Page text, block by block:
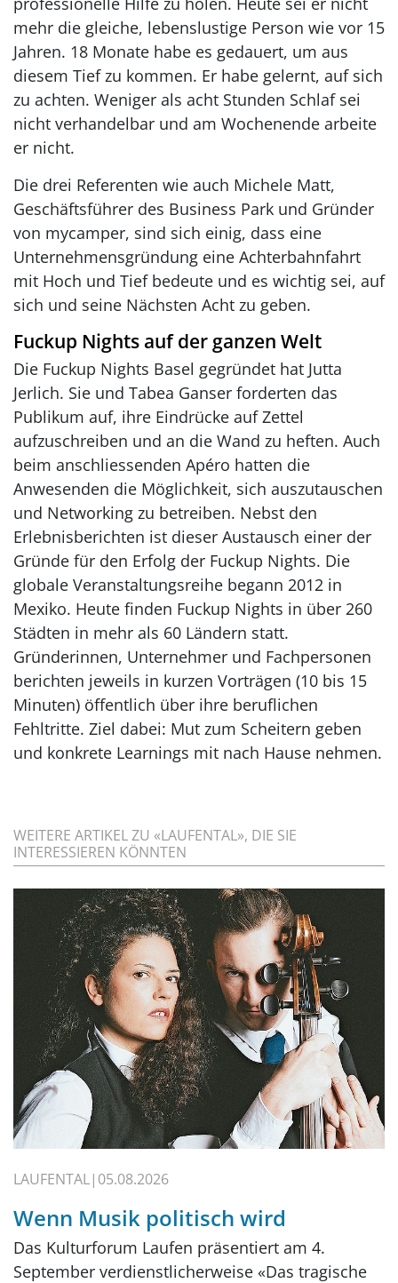
mehr die gleiche, lebenslustige Person wie vor 15
Jahren. 18 Monate habe es gedauert, um aus
diesem Tief zu kommen. Er habe gelernt, auf sich
zu achten. Weniger als acht Stunden Schlaf sei
nicht verhandelbar und am Wochenende arbeite
er nicht.
Die drei Referenten wie auch Michele Matt,
Geschäftsführer des Business Park und Gründer
von mycamper, sind sich einig, dass eine
Unternehmensgründung eine Achterbahnfahrt
mit Hoch und Tief bedeute und es wichtig sei, auf
sich und seine Nächsten Acht zu geben.
Fuckup Nights auf der ganzen Welt
Die Fuckup Nights Basel gegründet hat Jutta
Jerlich. Sie und Tabea Ganser forderten das
Publikum auf, ihre Eindrücke auf Zettel
aufzuschreiben und an die Wand zu heften. Auch
beim anschliessenden Apéro hatten die
Anwesenden die Möglichkeit, sich auszutauschen
und Networking zu betreiben. Nebst den
Erlebnisberichten ist dieser Austausch einer der
Gründe für den Erfolg der Fuckup Nights. Die
globale Veranstaltungsreihe begann 2012 in
Mexiko. Heute finden Fuckup Nights in über 260
Städten in mehr als 60 Ländern statt.
Gründerinnen, Unternehmer und Fachpersonen
berichten jeweils in kurzen Vorträgen (10 bis 15
Minuten) öffentlich über ihre beruflichen
Fehltritte. Ziel dabei: Mut zum Scheitern geben
und konkrete Learnings mit nach Hause nehmen.
WEITERE ARTIKEL ZU «LAUFENTAL», DIE SIE
INTERESSIEREN KÖNNTEN
LAUFENTAL 05.08.2026
Wenn Musik politisch wird
Das Kulturforum Laufen präsentiert am 4.
September verdienstlicherweise «Das tragische